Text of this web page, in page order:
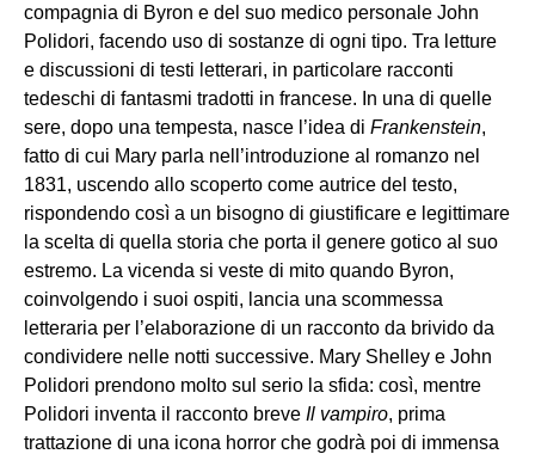
compagnia di Byron e del suo medico personale John
Polidori, facendo uso di sostanze di ogni tipo. Tra letture
e discussioni di testi letterari, in particolare racconti
tedeschi di fantasmi tradotti in francese. In una di quelle
sere, dopo una tempesta, nasce l’idea di Frankenstein,
fatto di cui Mary parla nell’introduzione al romanzo nel
1831, uscendo allo scoperto come autrice del testo,
rispondendo così a un bisogno di giustificare e legittimare
la scelta di quella storia che porta il genere gotico al suo
estremo. La vicenda si veste di mito quando Byron,
coinvolgendo i suoi ospiti, lancia una scommessa
letteraria per l’elaborazione di un racconto da brivido da
condividere nelle notti successive. Mary Shelley e John
Polidori prendono molto sul serio la sfida: così, mentre
Polidori inventa il racconto breve Il vampiro, prima
trattazione di una icona horror che godrà poi di immensa